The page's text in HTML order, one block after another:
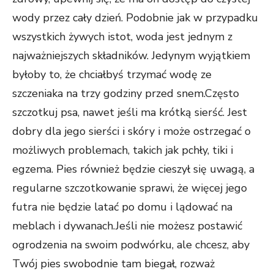
wody przez cały dzień. Podobnie jak w przypadku
wszystkich żywych istot, woda jest jednym z
najważniejszych składników. Jedynym wyjątkiem
byłoby to, że chciałbyś trzymać wodę ze
szczeniaka na trzy godziny przed snem.Często
szczotkuj psa, nawet jeśli ma krótką sierść. Jest
dobry dla jego sierści i skóry i może ostrzegać o
możliwych problemach, takich jak pchły, tiki i
egzema. Pies również będzie cieszył się uwagą, a
regularne szczotkowanie sprawi, że więcej jego
futra nie będzie latać po domu i lądować na
meblach i dywanach.Jeśli nie możesz postawić
ogrodzenia na swoim podwórku, ale chcesz, aby
Twój pies swobodnie tam biegał, rozważ